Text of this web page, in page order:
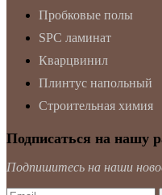
Пробковые полы
SPC ламинат
Кварцвинил
Плинтус напольный
Строительная химия
Подписаться на нашу
Подпишитесь на наши